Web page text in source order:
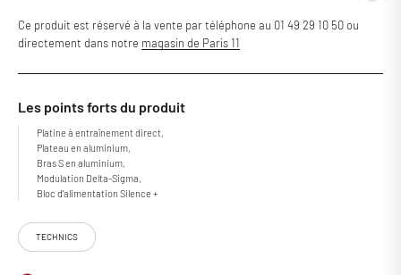
Ce produit est réservé à la vente par téléphone au 01 49 29 10 50 ou
directement dans notre magasin de Paris 11
Les points forts du produit
Platine à entraînement direct,
Plateau en aluminium,
Bras S en aluminium,
Modulation Delta-Sigma,
Bloc d'alimentation Silence +
TECHNICS